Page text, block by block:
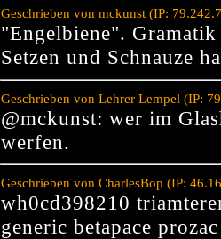
Geschrieben von mckunst (IP:
"Engelbiene". Gramatik
Setzen und Schnauze
Geschrieben von Lehrer Lempel (IP:
@mckunst: wer im
werfen.
Geschrieben von CharlesBop (IP:
wh0cd398210
generic betapace prozac